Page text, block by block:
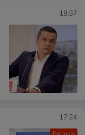
18:37
17:24